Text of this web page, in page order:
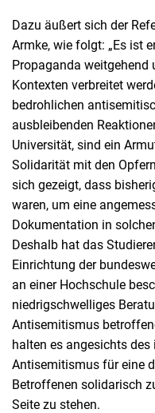
Dazu äußert sich der
Armke, wie folgt: „Es ist
Propaganda weitgehend
Kontexten verbreitet
bedrohlichen
ausbleibenden
Universität, sind ein
Solidarität mit den
sich gezeigt, dass
waren, um eine
Dokumentation in
Deshalb hat das
Einrichtung der
an einer Hochschule
niedrigschwelliges
Antisemitismus
halten es angesichts
Antisemitismus für eine
Betroffenen solidarisch
Seite zu stehen.